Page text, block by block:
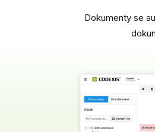
Dokumenty se